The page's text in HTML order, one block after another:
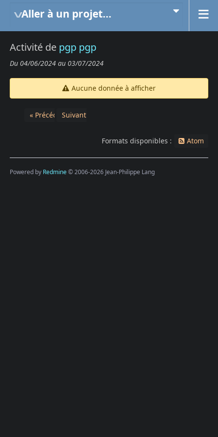
Aller à un projet...
Activité de pgp pgp
Du 04/06/2024 au 03/07/2024
Aucune donnée à afficher
« PrécédentSuivant »
Formats disponibles : Atom
Powered by Redmine© 2006-2026 Jean-Philippe Lang